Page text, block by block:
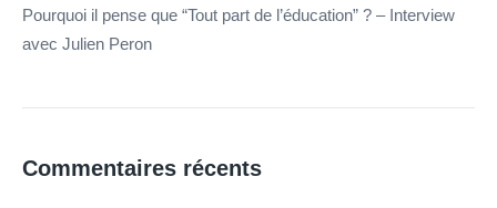
Pourquoi il pense que “Tout part de l’éducation” ? – Interview
avec Julien Peron
Commentaires récents